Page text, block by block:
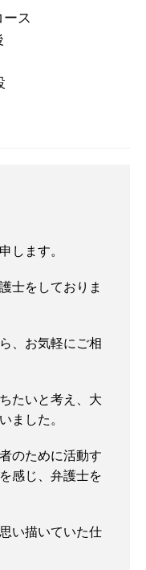
ス
ます。
士をしておりま
、お気軽にご相
たいと考え、大
ました。
のために活動す
感じ、弁護士を
い描いていた仕